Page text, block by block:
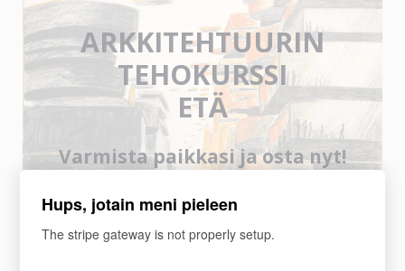
ARKKITEHTUURIN
TEHOKURSSI
ETÄ
Varmista paikkasi ja osta nyt!
Tilauksen Tiedot
Hups, jotain meni pieleen
The stripe gateway is not properly setup.